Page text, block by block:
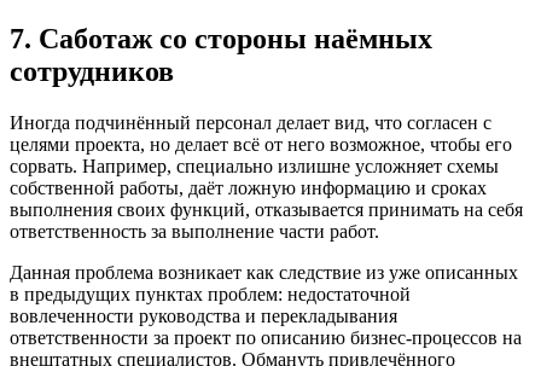
7. Саботаж со стороны наёмных
сотрудников
Иногда подчинённый персонал делает вид, что согласен с
целями проекта, но делает всё от него возможное, чтобы его
сорвать. Например, специально излишне усложняет схемы
собственной работы, даёт ложную информацию и сроках
выполнения своих функций, отказывается принимать на себя
ответственность за выполнение части работ.
Данная проблема возникает как следствие из уже описанных
в предыдущих пунктах проблем: недостаточной
вовлеченности руководства и перекладывания
ответственности за проект по описанию бизнес-процессов на
внештатных специалистов. Обмануть привлечённого